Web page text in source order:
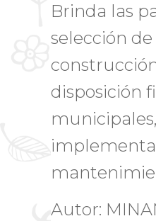
Brinda las
selección
disposición
Autor: